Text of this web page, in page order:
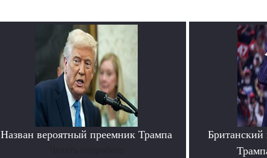
Назван вероятный преемник Трампа
Британский